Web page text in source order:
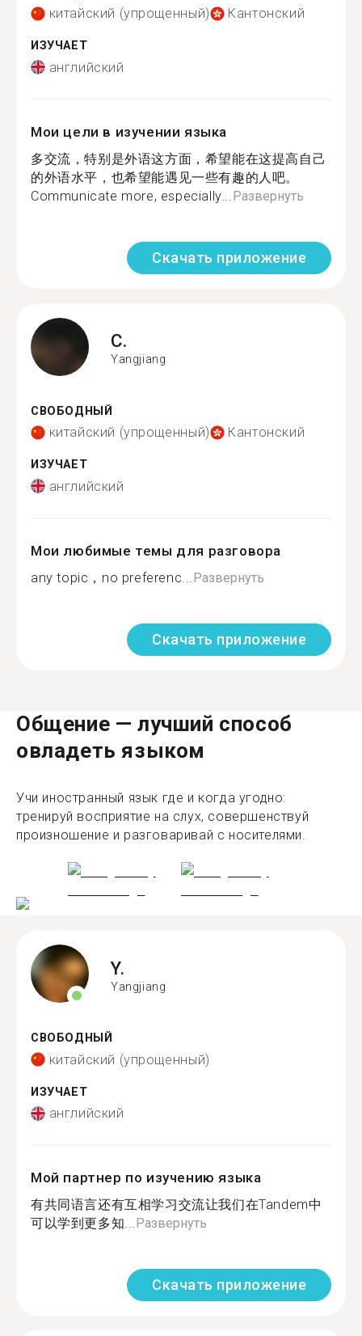
китайский (упрощенный) Кантонский
ИЗУЧАЕТ
английский
Мои цели в изучении языка
多交流，特别是外语这方面，希望能在这提高自己
的外语水平，也希望能遇见一些有趣的人吧。
Communicate more, especially... Развернуть
Скачать приложение
C.
Yangjiang
СВОБОДНЫЙ
китайский (упрощенный) Кантонский
ИЗУЧАЕТ
английский
Мои любимые темы для разговора
any topic，no preferenc... Развернуть
Скачать приложение
Общение — лучший способ
овладеть языком
Учи иностранный язык где и когда угодно:
тренируй восприятие на слух, совершенствуй
произношение и разговаривай с носителями.
Y.
Yangjiang
СВОБОДНЫЙ
китайский (упрощенный)
ИЗУЧАЕТ
английский
Мой партнер по изучению языка
有共同语言还有互相学习交流让我们在Tandem中
可以学到更多知...Развернуть
Скачать приложение